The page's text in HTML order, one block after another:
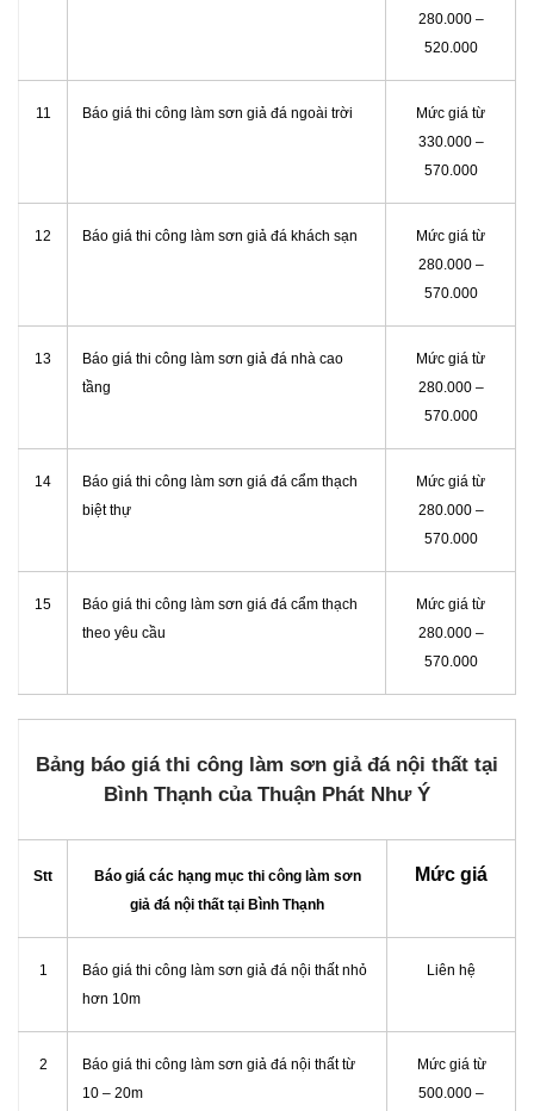
280.000 –
520.000
11 Báo giá thi công làm sơn giả đá ngoài trời
Mức giá từ
330.000 –
570.000
12 Báo giá thi công làm sơn giả đá khách sạn
Mức giá từ
280.000 –
570.000
13
Báo giá thi công làm sơn giả đá nhà cao
tầng
Mức giá từ
280.000 –
570.000
14
Báo giá thi công làm sơn giá đá cẩm thạch
biệt thự
Mức giá từ
280.000 –
570.000
15
Báo giá thi công làm sơn giá đá cẩm thạch
theo yêu cầu
Mức giá từ
280.000 –
570.000
Bảng báo giá thi công làm sơn giả đá nội thất tại
Bình Thạnh của Thuận Phát Như Ý
Stt
Báo giá các hạng mục thi công làm sơn
giả đá nội thất tại Bình Thạnh
Mức giá
1
Báo giá thi công làm sơn giả đá nội thất nhỏ
hơn 10m
Liên hệ
2
Báo giá thi công làm sơn giả đá nội thất từ
10 – 20m
Mức giá từ
500.000 –